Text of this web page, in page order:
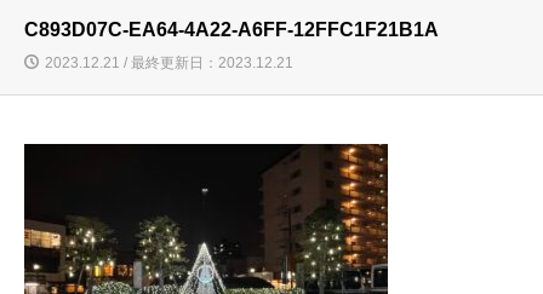
C893D07C-EA64-4A22-A6FF-12FFC1F21B1A
2023.12.21 / 最終更新日：2023.12.21